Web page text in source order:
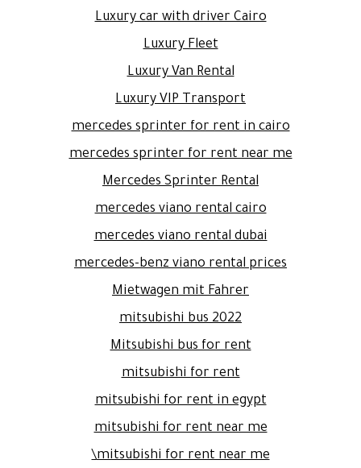
Luxury car with driver Cairo
Luxury Fleet
Luxury Van Rental
Luxury VIP Transport
mercedes sprinter for rent in cairo
mercedes sprinter for rent near me
Mercedes Sprinter Rental
mercedes viano rental cairo
mercedes viano rental dubai
mercedes-benz viano rental prices
Mietwagen mit Fahrer
mitsubishi bus 2022
Mitsubishi bus for rent
mitsubishi for rent
mitsubishi for rent in egypt
mitsubishi for rent near me
mitsubishi for rent near me\